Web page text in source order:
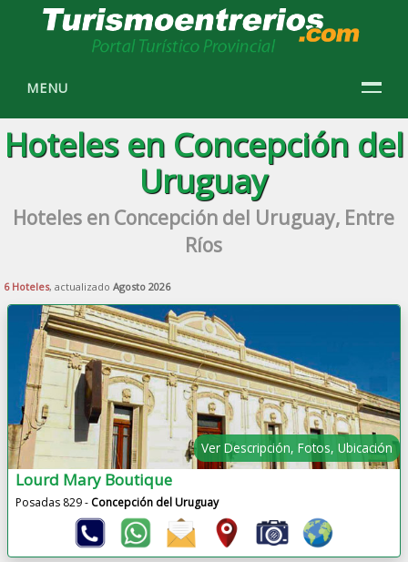
MENU
Hoteles en Concepción del
Uruguay
Hoteles en Concepción del Uruguay, Entre
Ríos
6 Hoteles, actualizadoAgosto 2026
Ver Descripción, Fotos, Ubicación
Lourd Mary Boutique
Posadas 829 - Concepción del Uruguay